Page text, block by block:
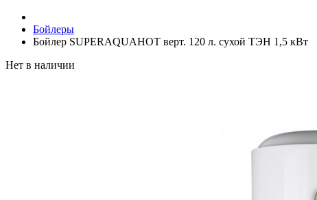
Бойлеры
Бойлер SUPERAQUAHOT верт. 120 л. сухой ТЭН 1,5 кВт
Нет в наличии